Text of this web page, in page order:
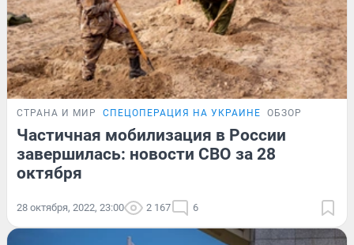
СТРАНА И МИР СПЕЦОПЕРАЦИЯ НА УКРАИНЕ ОБЗОР
Частичная мобилизация в России
завершилась: новости СВО за 28
октября
28 октября, 2022, 23:00 2 167 6